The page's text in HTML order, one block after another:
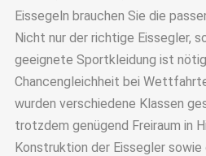
Eissegeln brauchen Sie die
Nicht nur der richtige Eissegler,
geeignete Sportkleidung ist
Chancengleichheit bei
wurden verschiedene Klassen
trotzdem genügend Freiraum in
Konstruktion der Eissegler sowie